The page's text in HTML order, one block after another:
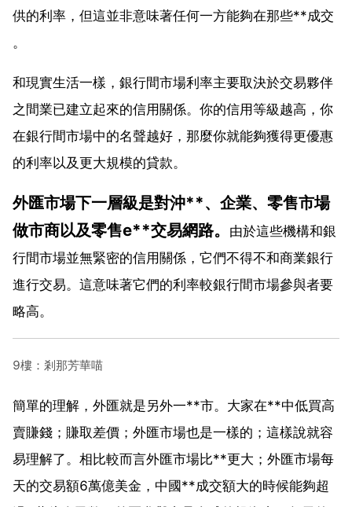
供的利率，但這並非意味著任何一方能夠在那些**成交
。
和現實生活一樣，銀行間市場利率主要取決於交易夥伴
之間業已建立起來的信用關係。你的信用等級越高，你
在銀行間市場中的名聲越好，那麼你就能夠獲得更優惠
的利率以及更大規模的貸款。
外匯市場下一層級是對沖**、企業、零售市場
做市商以及零售e**交易網路。
由於這些機構和銀
行間市場並無緊密的信用關係，它們不得不和商業銀行
進行交易。這意味著它們的利率較銀行間市場參與者要
略高。
9樓：剎那芳華喵
簡單的理解，外匯就是另外一**市。大家在**中低買高
賣賺錢；賺取差價；外匯市場也是一樣的；這樣說就容
易理解了。相比較而言外匯市場比**更大；外匯市場每
天的交易額6萬億美金，中國**成交額大的時候能夠超